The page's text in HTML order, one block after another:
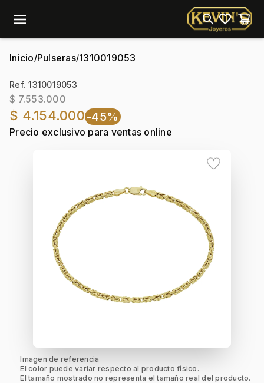
menu
Inicio/Pulseras/1310019053
Ref. 1310019053
$ 7.553.000
$ 4.154.000 -45%
Precio exclusivo para ventas online
Imagen de referencia
El color puede variar respecto al producto físico.
El tamaño mostrado no representa el tamaño real del producto.